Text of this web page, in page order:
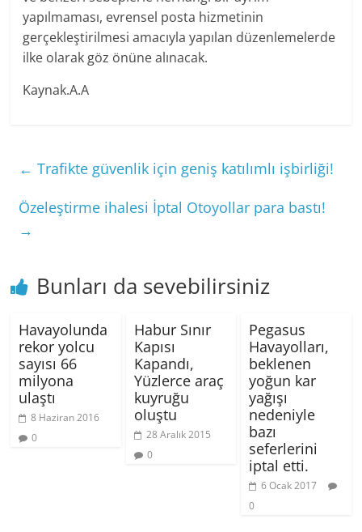
yapılmaması, evrensel posta hizmetinin
gerçekleştirilmesi amacıyla yapılan düzenlemelerde
ilke olarak göz önüne alınacak.
Kaynak.A.A
← Trafikte güvenlik için geniş katılımlı işbirliği!
Özeleştirme ihalesi İptal Otoyollar para bastı!
→
Bunları da sevebilirsiniz
Havayolunda
rekor yolcu
sayısı 66
milyona
ulaştı
8 Haziran 2016
0
Habur Sınır
Kapısı
Kapandı,
Yüzlerce araç
kuyruğu
oluştu
28 Aralık 2015
0
Pegasus
Havayolları,
beklenen
yoğun kar
yağışı
nedeniyle
bazı
seferlerini
iptal etti.
6 Ocak 2017
0